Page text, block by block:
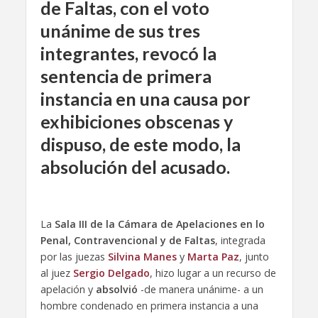
de Faltas, con el voto
unánime de sus tres
integrantes, revocó la
sentencia de primera
instancia en una causa por
exhibiciones obscenas y
dispuso, de este modo, la
absolución del acusado.
La Sala III de la Cámara de Apelaciones en lo
Penal, Contravencional y de Faltas, integrada
por las juezas Silvina Manesy Marta Paz, junto
al juezSergio Delgado, hizo lugar a un recurso de
apelación y absolvió -de manera unánime- a un
hombre condenado en primera instancia a una